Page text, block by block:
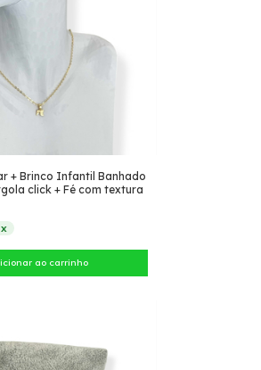
+ Brinco Infantil Banhado
click + Fé com textura